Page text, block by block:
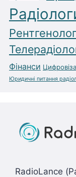
Фінанси
Юридичні питання
RadioLance